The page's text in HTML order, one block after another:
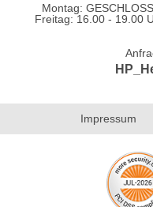
Montag:
Freitag: 16.00 - 19.00
Impressum